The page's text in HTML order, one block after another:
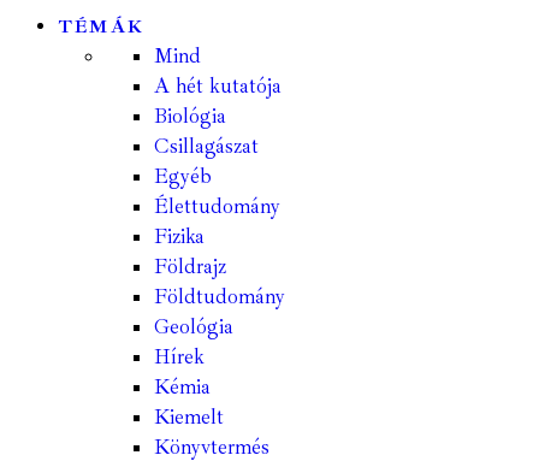
TÉMÁK
Mind
A hét kutatója
Biológia
Csillagászat
Egyéb
Élettudomány
Fizika
Földrajz
Földtudomány
Geológia
Hírek
Kémia
Kiemelt
Könyvtermés